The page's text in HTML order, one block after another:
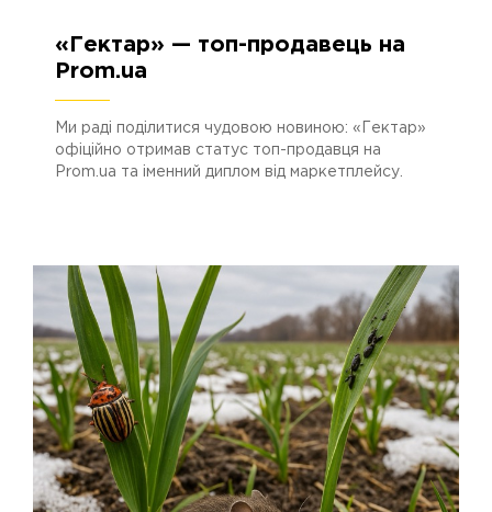
«Гектар» — топ-продавець на
Prom.ua
Ми раді поділитися чудовою новиною: «Гектар»
офіційно отримав статус топ-продавця на
Prom.ua та іменний диплом від маркетплейсу.